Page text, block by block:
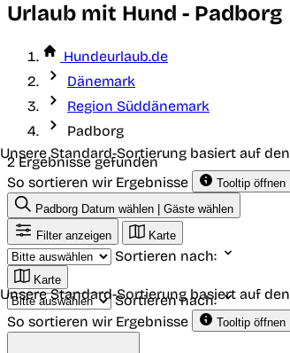
Urlaub mit Hund - Padborg
Hundeurlaub.de
Dänemark
Region Süddänemark
Padborg
2 Ergebnisse gefunden
So sortieren wir Ergebnisse
Tooltip öffnen
Unsere Standard-Sortierung basiert auf
Padborg Datum wählen | Gäste wählen
Filter anzeigen
Karte
Sortieren nach:
Karte
Sortieren nach:
So sortieren wir Ergebnisse
Tooltip öffnen
Unsere Standard-Sortierung basiert auf